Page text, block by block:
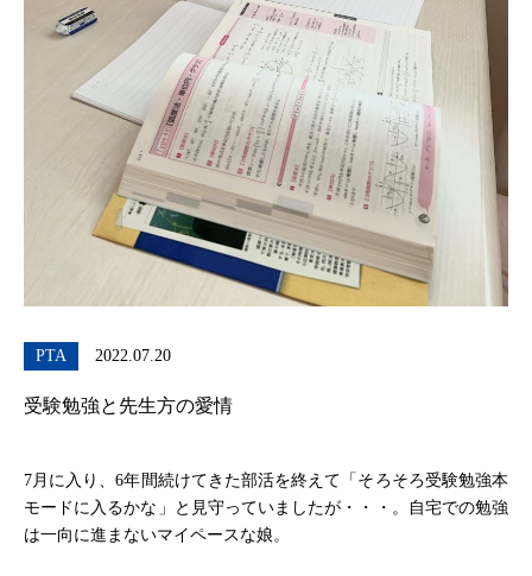
PTA 2022.07.20
受験勉強と先生方の愛情
7月に入り、6年間続けてきた部活を終えて「そろそろ受験勉強本
モードに入るかな」と見守っていましたが・・・。自宅での勉強
は一向に進まないマイペースな娘。